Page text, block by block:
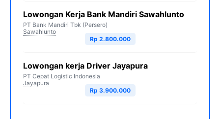
Lowongan Kerja Bank Mandiri Sawahlunto
PT Bank Mandiri Tbk (Persero)
Sawahlunto
Rp 2.800.000
Lowongan kerja Driver Jayapura
PT Cepat Logistic Indonesia
Jayapura
Rp 3.900.000